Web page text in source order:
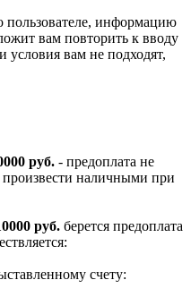
пользователе, информацию
вам повторить к вводу
условия вам не подходят,
руб. - предоплата не
наличными при
руб. берется предоплата
счету: